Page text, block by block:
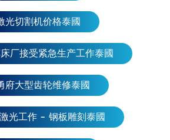
挪威、荷 兰、波斯尼亚和
亚、比利时、白俄罗斯、葡萄
国、俄罗斯、罗马尼
亚、列支敦士登、立陶宛、梵蒂
大利、爱沙尼亚、阿
索沃 北美国家： 美国、
光切割机价格泰國
厂接受紧急生产工作泰國
府大型齿轮维修泰國
光工作 - 钢板雕刻泰國